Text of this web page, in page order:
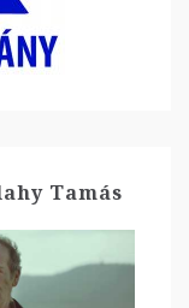
Tamás